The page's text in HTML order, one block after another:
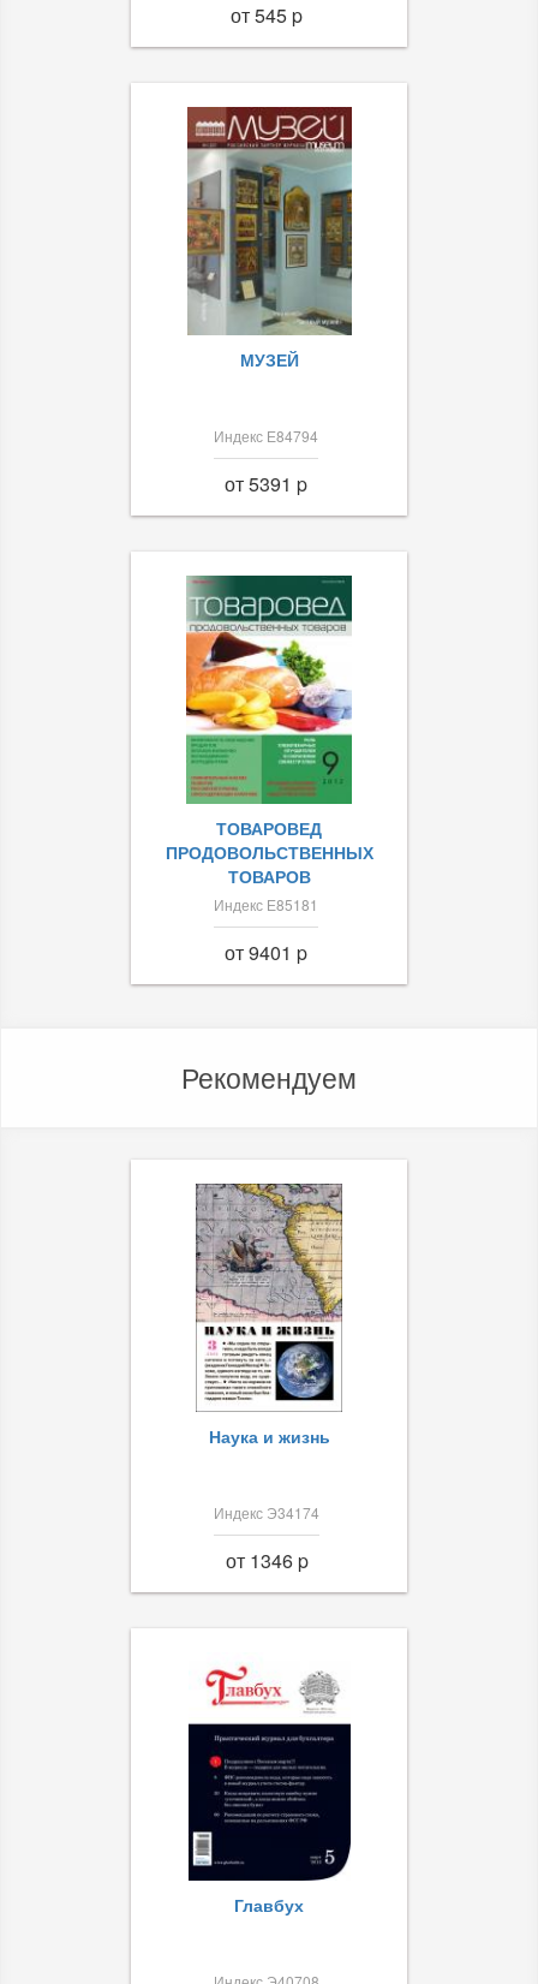
от 545 p
МУЗЕЙ
Индекс Е84794
от 5391 p
ТОВАРОВЕД
ПРОДОВОЛЬСТВЕННЫХ
ТОВАРОВ
Индекс Е85181
от 9401 p
Рекомендуем
Наука и жизнь
Индекс Э34174
от 1346 p
Главбух